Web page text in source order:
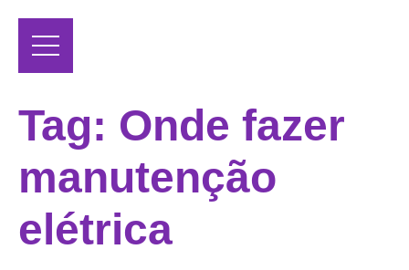
Tag: Onde fazer
manutenção
elétrica